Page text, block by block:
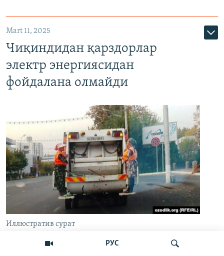
РУС
Mart 11, 2025
Чиқиндидан қарздорлар
электр энергиясидан
фойдалана олмайди
Иллюстратив сурат